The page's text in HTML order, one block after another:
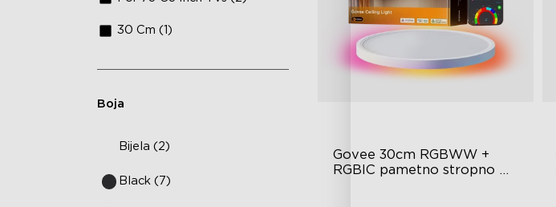
30 Cm (1)
Boja
Bijela (2)
Black (7)
Govee 30cm RGBWW +
RGBIC pametno stropno